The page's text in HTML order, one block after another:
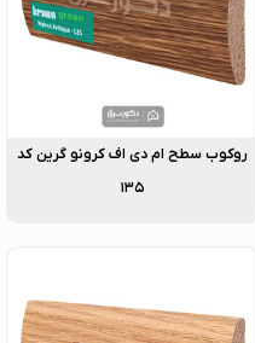
روکوب سطح ام دی اف کرونو گرین کد
۱۳۵